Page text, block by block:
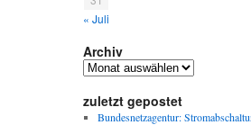
« Juli
Archiv
Archiv
zuletzt gepostet
Bundesnetzagentur: